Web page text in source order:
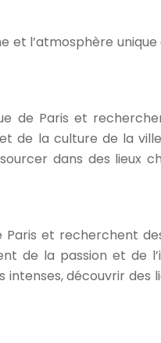
l’atmosphère
de Paris et
de la culture de la
dans des lieux
et recherchent
de la passion et de
découvrir